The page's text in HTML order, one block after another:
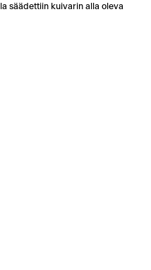
säädettiin kuivarin alla oleva